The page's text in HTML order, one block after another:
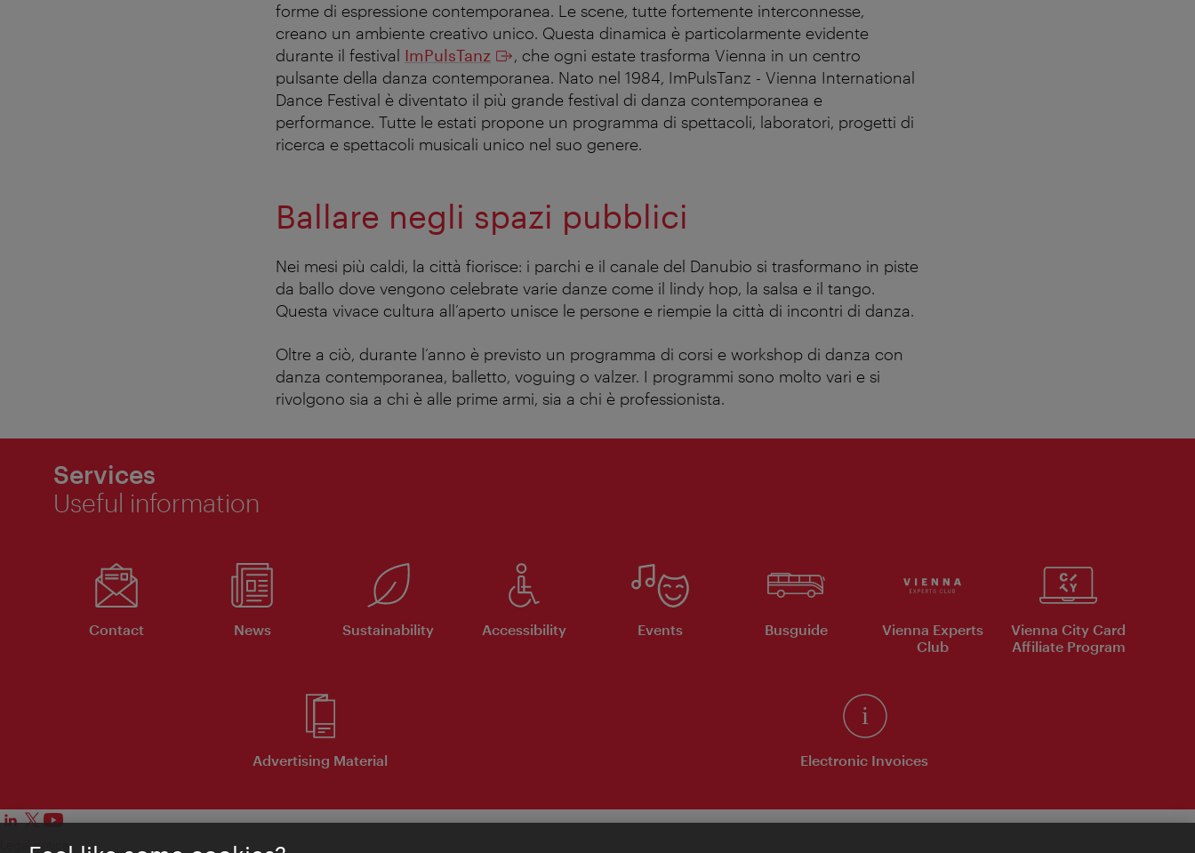
forme di espressione contemporanea. Le scene, tutte fortemente interconnesse,
creano un ambiente creativo unico. Questa dinamica è particolarmente evidente
durante il festival ImPulsTanz
, che ogni estate trasforma Vienna in un centro
pulsante della danza contemporanea. Nato nel 1984, ImPulsTanz - Vienna International
Dance Festival è diventato il più grande festival di danza contemporanea e
performance. Tutte le estati propone un programma di spettacoli, laboratori, progetti di
ricerca e spettacoli musicali unico nel suo genere.
Ballare negli spazi pubblici
Nei mesi più caldi, la città fiorisce: i parchi e il canale del Danubio si trasformano in piste
da ballo dove vengono celebrate varie danze come il lindy hop, la salsa e il tango.
Questa vivace cultura all’aperto unisce le persone e riempie la città di incontri di danza.
Oltre a ciò, durante l’anno è previsto un programma di corsi e workshop di danza con
danza contemporanea, balletto, voguing o valzer. I programmi sono molto vari e si
rivolgono sia a chi è alle prime armi, sia a chi è professionista.
Services
Useful information
Contact News Sustainability Accessibility Events Busguide
Vienna Experts
Club
Vienna City Card
Affiliate Program
Advertising Material Electronic Invoices
Legal notice